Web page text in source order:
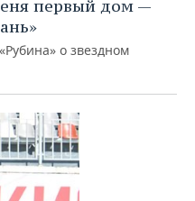
первый дом —
о звездном